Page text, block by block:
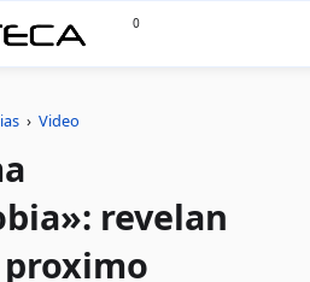
0
›Video
revelan